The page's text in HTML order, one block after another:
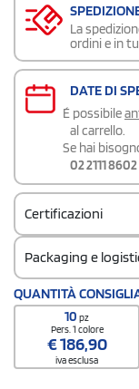
La
ordini e in
DATE DI
É possibile
al carrello.
Se hai
02 2111 8602
Certificazioni
Packaging e
Codice doganale
61102099
QUANTITÀ
10pz
Pers. 1 colore
€186,90
iva esclusa